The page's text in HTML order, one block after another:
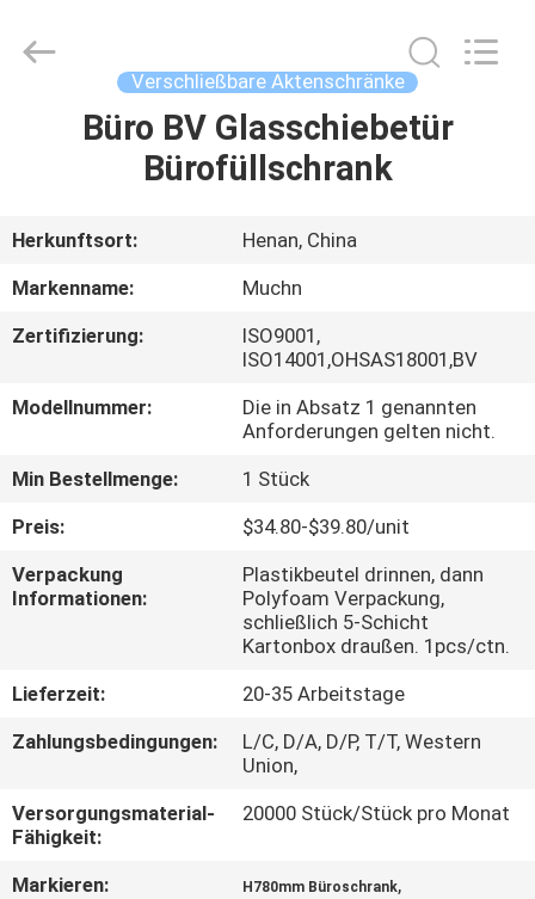
HAUS
ÜBER
UNS
FABRIK-
QUALITÄTSKONTROLLE
TRETEN
UNS
IN
NACHRICHTEN
Rights
Verschließbare Aktenschränke
Büro BV Glasschiebetür
Bürofüllschrank
Herkunftsort:
Henan, China
Markenname:
Muchn
Zertifizierung:
ISO9001,
ISO14001,OHSAS18001,BV
Modellnummer:
Die in Absatz 1 genannten
Anforderungen gelten nicht.
Min Bestellmenge:
1 Stück
Preis:
$34.80-$39.80/unit
Verpackung
Informationen:
Plastikbeutel drinnen, dann
Polyfoam Verpackung,
schließlich 5-Schicht
Kartonbox draußen. 1pcs/ctn.
Lieferzeit:
20-35 Arbeitstage
Zahlungsbedingungen:
L/C, D/A, D/P, T/T, Western
Union,
Versorgungsmaterial-
Fähigkeit:
20000 Stück/Stück pro Monat
Markieren: H780mm Büroschrank,